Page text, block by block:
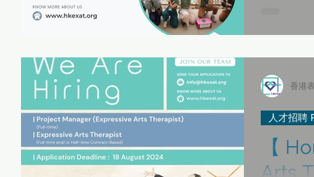
【香
心 人
Position :
【
人才招聘
香港